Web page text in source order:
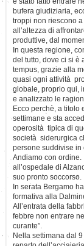
bufera giudiziaria,
troppi non riescono
all’altezza di
produttive, dal
In questa regione,
del tutto, dove ci si è
tempus, grazie alla
quasi ogni attività
globale, proprio qui,
e analizzato le
Ecco perchè, a titolo
settimane e sta
operosità tipica di
società siderurgica
persone suddivise in
Andiamo con
all’ospedale di
suo pronto soccorso.
In serata Bergamo
formativa alla
All’entrata della
febbre non entrare
curante”.
Nella settimana dal